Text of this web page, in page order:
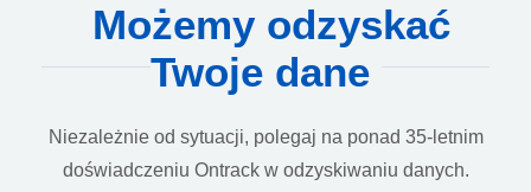
Możemy odzyskać
Twoje dane
Niezależnie od sytuacji, polegaj na ponad 35-letnim
doświadczeniu Ontrack w odzyskiwaniu danych.